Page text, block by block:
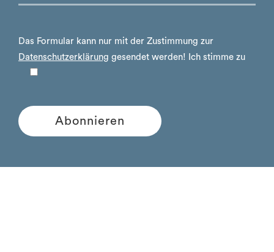
Das Formular kann nur mit der Zustimmung zur
Datenschutzerklärung gesendet werden! Ich stimme zu